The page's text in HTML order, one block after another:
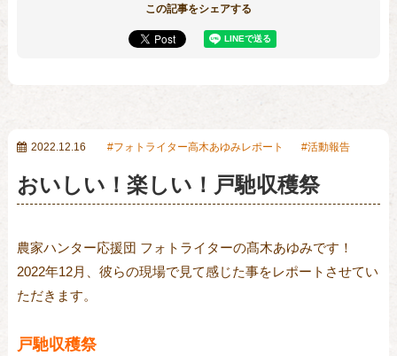
この記事をシェアする
2022.12.16 フォトライター高木あゆみレポート 活動報告
おいしい！楽しい！戸馳収穫祭
農家ハンター応援団 フォトライターの髙木あゆみです！
2022年12月、彼らの現場で見て感じた事をレポートさせてい
ただきます。
戸馳収穫祭